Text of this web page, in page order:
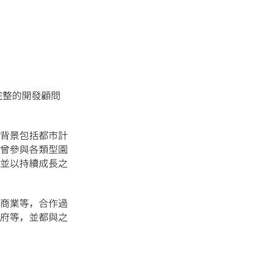
的開發顧問
景包括都市計
參與各類型園
以持續成長之
業等，合作過
等，並都與之